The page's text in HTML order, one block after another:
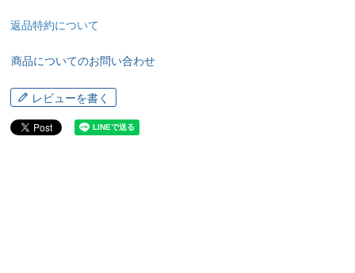
返品特約について
商品についてのお問い合わせ
レビューを書く